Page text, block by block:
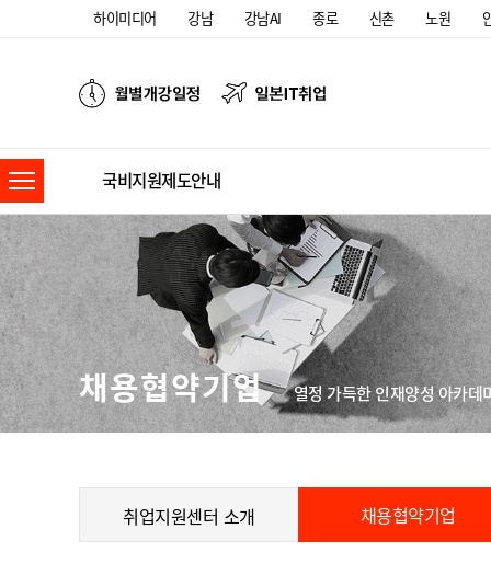
하이미디어 강남 강남AI 종로 신촌 노원
국비지원제도안내
채용협약기업 열정 가득한 인재양성 아카데
취업지원센터 소개 채용협약기업